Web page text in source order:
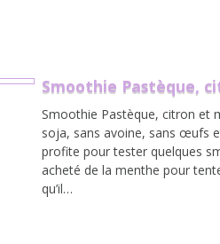
Smoothie Pastèque,
Smoothie Pastèque, citron et
soja, sans avoine, sans œufs
profite pour tester quelques
acheté de la menthe pour
qu’il…